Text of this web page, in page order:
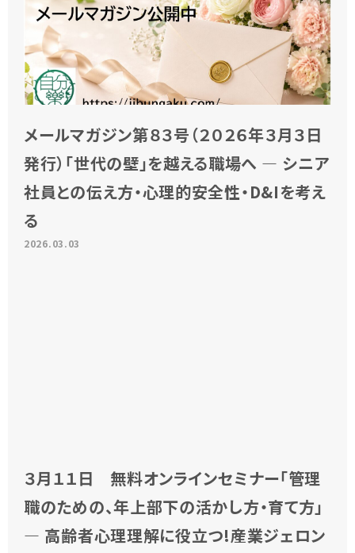
メールマガジン第８３号（２０２６年３月３日
発行）「世代の壁」を越える職場へ ― シニア
社員との伝え方・心理的安全性・D&Iを考え
る
2026.03.03
３月１１日 無料オンラインセミナー「管理
職のための、年上部下の活かし方・育て方」
― 高齢者心理理解に役立つ!産業ジェロン